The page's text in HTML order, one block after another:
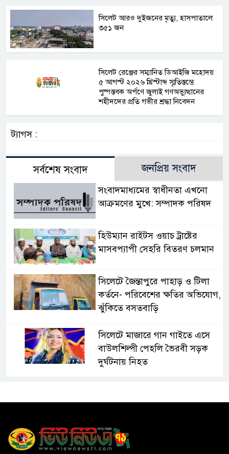
সিলেট আরও দুইজনের মৃত্যু, হাসপাতালে
৩৫১ জন
সিলেট রেঞ্জের সম্মানিত ডিআইজি মহোদয়
৫ আগস্ট ২০২৬ খ্রিস্টাব্দ স্মৃতিস্তম্ভে
পুষ্পস্তবক অর্পণে জুলাই গণঅভ্যুত্থানের
শহীদদের প্রতি গভীর শ্রদ্ধা নিবেদন
ট্যাগস :
সর্বশেষ সংবাদ জনপ্রিয় সংবাদ
সংবাদমাধ্যমের স্বাধীনতা এখনো
আক্রমণের মুখে: সম্পাদক পরিষদ
হিউম্যান রাইটস ওয়াচ ট্রাষ্টের
মাসবপ্যাপী সেহরি বিতরণ চলমান
সিলেটে জৈন্তাপুরে পাহাড় ও টিলা
কর্তনে- পরিবেশের ক্ষতির অভিযোগ,
ঝুঁকিতে বসতবাড়ি
সিলেটে মাজারে গান গাইতে এসে
বাউলশিল্পী পেহলি ভৈরবী সড়ক
দুর্ঘটনায় নিহত
ঢাকা-সিলেট মহাসড়কে দুটি
নিহত ৯, পরিবারকে আর্থিক সহযোগিতা